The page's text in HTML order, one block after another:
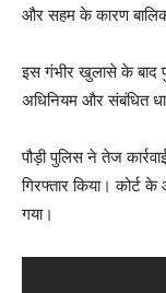
और सहम के कारण
इस गंभीर खुलासे के बाद
अधिनियम और संबंधित
पौड़ी पुलिस ने तेज
गिरफ्तार किया। कोर्ट
गया।